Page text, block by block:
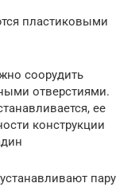
пластиковыми
соорудить
отверстиями.
ее
конструкции
пару